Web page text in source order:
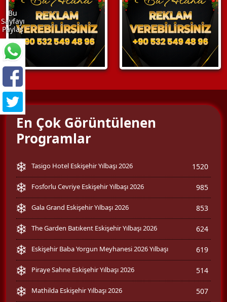
Bu
Sayfayı
Paylaş
En Çok Görüntülenen
Programlar
Tasigo Hotel Eskişehir Yılbaşı 2026 1520
Fosforlu Cevriye Eskişehir Yılbaşı 2026 985
Gala Grand Eskişehir Yılbaşı 2026 853
The Garden Batıkent Eskişehir Yılbaşı 2026 624
Eskişehir Baba Yorgun Meyhanesi 2026 Yılbaşı 619
Piraye Sahne Eskişehir Yılbaşı 2026 514
Mathilda Eskişehir Yılbaşı 2026 507